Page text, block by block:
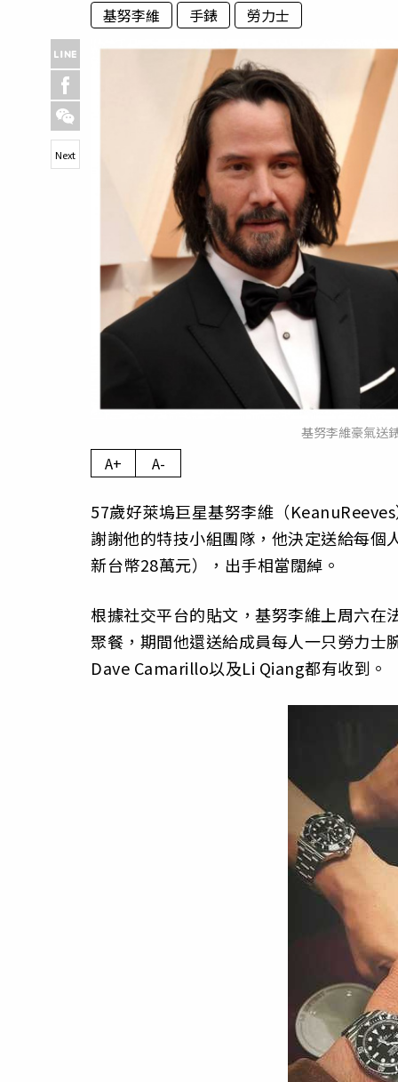
基努李維 手錶 勞力士
基努李維豪氣送
Next
A+ A-
57歲好萊塢巨星基努李維（
謝謝他的特技小組團隊，他決定送給每
新台幣28萬元），出手相當闊綽。
根據社交平台的貼文，基努李維上周六
聚餐，期間他還送給成員每人一只勞力
Dave Camarillo以及Li Qiang都有收到。